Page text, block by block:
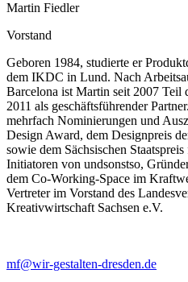
Martin Fiedler
Vorstand
Geboren 1984, studierte er
dem IKDC in Lund. Nach
Barcelona ist Martin seit 2007 Teil
2011 als geschäftsführender
mehrfach Nominierungen und
Design Award, dem Designpreis
sowie dem Sächsischen
Initiatoren von undsonstso,
dem Co-Working-Space im
Vertreter im Vorstand des
Kreativwirtschaft Sachsen e.V.
mf@wir-gestalten-dresden.de